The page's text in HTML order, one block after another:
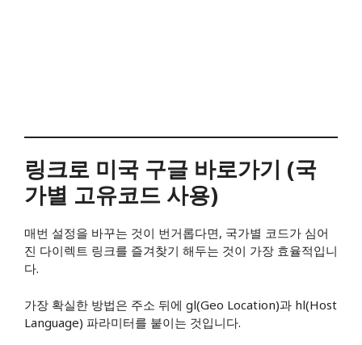
링크로 미국 구글 바로가기 (국
가별 고유코드 사용)
매번 설정을 바꾸는 것이 번거롭다면, 국가별 코드가 심어
진 다이렉트 링크를 즐겨찾기 해두는 것이 가장 효율적입니
다.
가장 확실한 방법은 주소 뒤에 gl(Geo Location)과 hl(Host
Language) 파라미터를 붙이는 것입니다.